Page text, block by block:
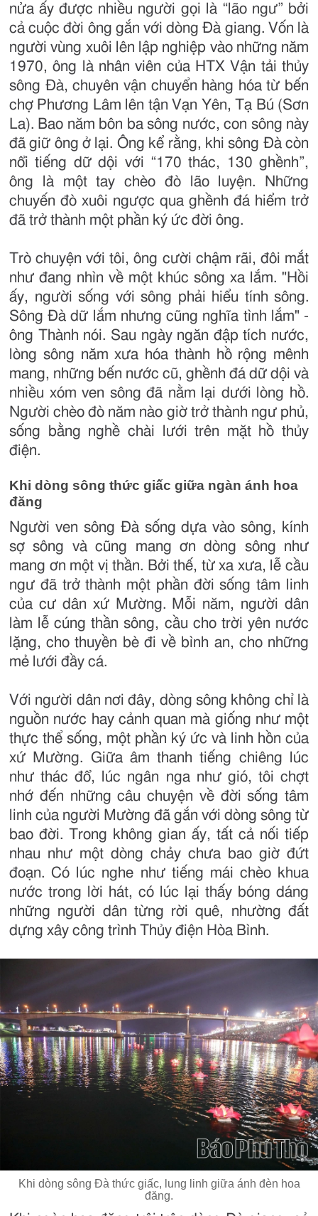
nửa ấy được nhiều người gọi là “lão ngư” bởi
cả cuộc đời ông gắn với dòng Đà giang. Vốn là
người vùng xuôi lên lập nghiệp vào những năm
1970, ông là nhân viên của HTX Vận tải thủy
sông Đà, chuyên vận chuyển hàng hóa từ bến
chợ Phương Lâm lên tận Vạn Yên, Tạ Bú (Sơn
La). Bao năm bôn ba sông nước, con sông này
đã giữ ông ở lại. Ông kể rằng, khi sông Đà còn
nổi tiếng dữ dội với “170 thác, 130 ghềnh”,
ông là một tay chèo đò lão luyện. Những
chuyến đò xuôi ngược qua ghềnh đá hiểm trở
đã trở thành một phần ký ức đời ông.
Trò chuyện với tôi, ông cười chậm rãi, đôi mắt
như đang nhìn về một khúc sông xa lắm. "Hồi
ấy, người sống với sông phải hiểu tính sông.
Sông Đà dữ lắm nhưng cũng nghĩa tình lắm" -
ông Thành nói. Sau ngày ngăn đập tích nước,
lòng sông năm xưa hóa thành hồ rộng mênh
mang, những bến nước cũ, ghềnh đá dữ dội và
nhiều xóm ven sông đã nằm lại dưới lòng hồ.
Người chèo đò năm nào giờ trở thành ngư phủ,
sống bằng nghề chài lưới trên mặt hồ thủy
điện.
Khi dòng sông thức giấc giữa ngàn ánh hoa
đăng
Người ven sông Đà sống dựa vào sông, kính
sợ sông và cũng mang ơn dòng sông như
mang ơn một vị thần. Bởi thế, từ xa xưa, lễ cầu
ngư đã trở thành một phần đời sống tâm linh
của cư dân xứ Mường. Mỗi năm, người dân
làm lễ cúng thần sông, cầu cho trời yên nước
lặng, cho thuyền bè đi về bình an, cho những
mẻ lưới đầy cá.
Với người dân nơi đây, dòng sông không chỉ là
nguồn nước hay cảnh quan mà giống như một
thực thể sống, một phần ký ức và linh hồn của
xứ Mường. Giữa âm thanh tiếng chiêng lúc
như thác đổ, lúc ngân nga như gió, tôi chợt
nhớ đến những câu chuyện về đời sống tâm
linh của người Mường đã gắn với dòng sông từ
bao đời. Trong không gian ấy, tất cả nối tiếp
nhau như một dòng chảy chưa bao giờ đứt
đoạn. Có lúc nghe như tiếng mái chèo khua
nước trong lời hát, có lúc lại thấy bóng dáng
những người dân từng rời quê, nhường đất
dựng xây công trình Thủy điện Hòa Bình.
Khi dòng sông Đà thức giấc, lung linh giữa ánh đèn hoa
đăng.